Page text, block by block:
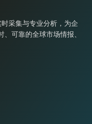
采集与专业分析，为企
可靠的全球市场情报、